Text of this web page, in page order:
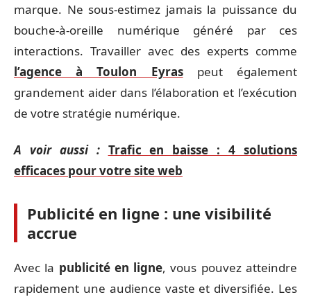
marque. Ne sous-estimez jamais la puissance du
bouche-à-oreille numérique généré par ces
interactions. Travailler avec des experts comme
l’agence à Toulon Eyraspeut également
grandement aider dans l’élaboration et l’exécution
de votre stratégie numérique.
A voir aussi : Trafic en baisse : 4 solutions
efficaces pour votre site web
Publicité en ligne : une visibilité
accrue
Avec la publicité en ligne, vous pouvez atteindre
rapidement une audience vaste et diversifiée. Les